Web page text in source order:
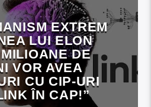
EXTREM
LUI ELON
DE
VOR AVEA
CU CIP-URI
ÎN CAP!”